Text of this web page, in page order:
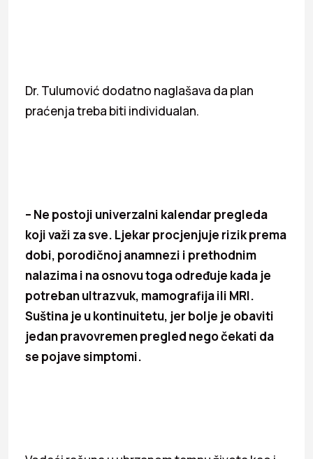
Dr. Tulumović dodatno naglašava da plan
praćenja treba biti individualan.
– Ne postoji univerzalni kalendar pregleda
koji važi za sve. Ljekar procjenjuje rizik prema
dobi, porodičnoj anamnezi i prethodnim
nalazima i na osnovu toga određuje kada je
potreban ultrazvuk, mamografija ili MRI.
Suština je u kontinuitetu, jer bolje je obaviti
jedan pravovremen pregled nego čekati da
se pojave simptomi.